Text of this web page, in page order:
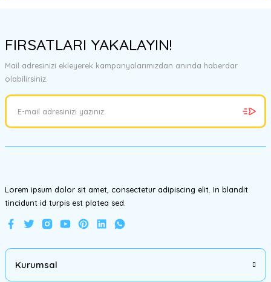
tarafımıza iletebilirsiniz.
Görüş ve önerileriniz için teşekkür ederiz.
Ürün resmi kalitesiz, bozuk veya görüntülenemiyor.
Ürün bilgilerinde hatalar bulunuyor.
FIRSATLARI YAKALAYIN!
Mail adresinizi ekleyerek kampanyalarımızdan anında haberdar
olabilirsiniz.
Lorem ipsum dolor sit amet, consectetur adipiscing elit. In blandit
tincidunt id turpis est platea sed.
Kurumsal